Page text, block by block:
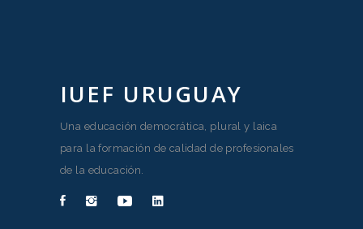
IUEF URUGUAY
Una educación democrática, plural y laica
para la formación de calidad de profesionales
de la educación.